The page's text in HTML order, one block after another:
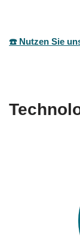
☎️ Nutzen Sie